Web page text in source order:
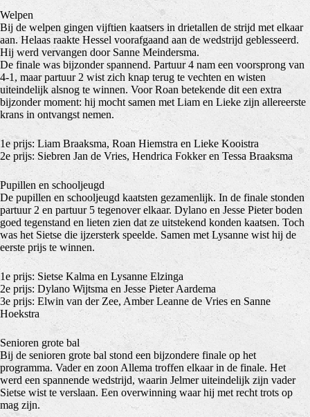
Welpen
Bij de welpen gingen vijftien kaatsers in drietallen de strijd met elkaar
aan. Helaas raakte Hessel voorafgaand aan de wedstrijd geblesseerd.
Hij werd vervangen door Sanne Meindersma.
De finale was bijzonder spannend. Partuur 4 nam een voorsprong van
4-1, maar partuur 2 wist zich knap terug te vechten en wisten
uiteindelijk alsnog te winnen. Voor Roan betekende dit een extra
bijzonder moment: hij mocht samen met Liam en Lieke zijn allereerste
krans in ontvangst nemen.
1e prijs: Liam Braaksma, Roan Hiemstra en Lieke Kooistra
2e prijs: Siebren Jan de Vries, Hendrica Fokker en Tessa Braaksma
Pupillen en schooljeugd
De pupillen en schooljeugd kaatsten gezamenlijk. In de finale stonden
partuur 2 en partuur 5 tegenover elkaar. Dylano en Jesse Pieter boden
goed tegenstand en lieten zien dat ze uitstekend konden kaatsen. Toch
was het Sietse die ijzersterk speelde. Samen met Lysanne wist hij de
eerste prijs te winnen.
1e prijs: Sietse Kalma en Lysanne Elzinga
2e prijs: Dylano Wijtsma en Jesse Pieter Aardema
3e prijs: Elwin van der Zee, Amber Leanne de Vries en Sanne
Hoekstra
Senioren grote bal
Bij de senioren grote bal stond een bijzondere finale op het
programma. Vader en zoon Allema troffen elkaar in de finale. Het
werd een spannende wedstrijd, waarin Jelmer uiteindelijk zijn vader
Sietse wist te verslaan. Een overwinning waar hij met recht trots op
mag zijn.